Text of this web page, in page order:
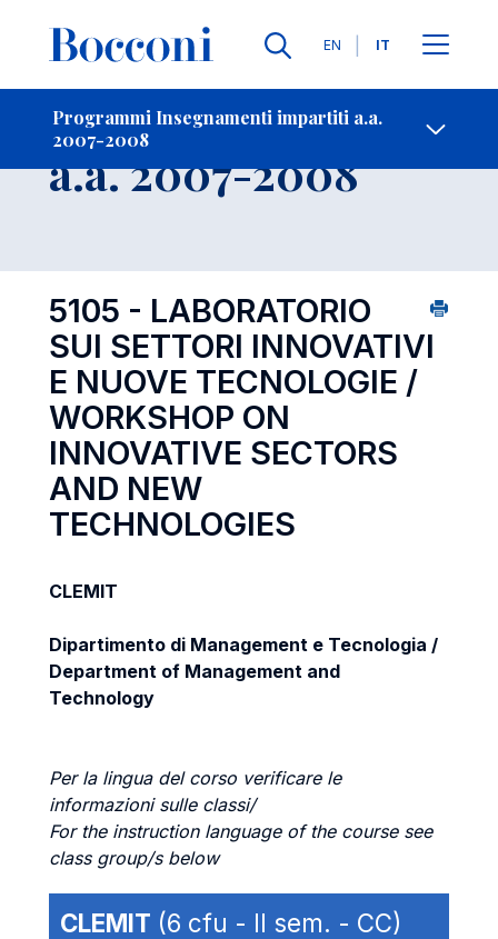
Lingue
EN IT
Programmi Insegnamenti impartiti a.a.
2007-2008
-
Insegnamento
a.a. 2007-2008
5105 - LABORATORIO
SUI SETTORI INNOVATIVI
E NUOVE TECNOLOGIE /
WORKSHOP ON
INNOVATIVE SECTORS
AND NEW
TECHNOLOGIES
CLEMIT
Dipartimento di Management e Tecnologia /
Department of Management and
Technology
Per la lingua del corso verificare le
informazioni sulle classi/
For the instruction language of the course see
class group/s below
CLEMIT (6 cfu - II sem. - CC)